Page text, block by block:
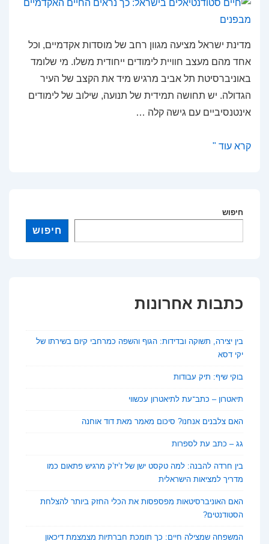
מדינת ישראל מציעה מגוון רחב של מוסדות אקדמיים, וכל
אחד מהם מעצב חוויית לימודים ייחודית משלו. מי שלומד
באוניברסיטת תל אביב מרגיש מיד את הקצב של העיר
הגדולה. יש תחושה תמידית של תנועה, שילוב של לימודים
אינטנסיביים עם גישה קלה …
חיים
נראים
קרא עוד "
חיפוש
חיפוש
כתבות אחרונות
בין יצירה, תשוקה ובדידות: הגוף והשפה כמרחבי קיום בשירתו של
יקי דסא
בוקי שיף: תיק עבודות
תיאטרון – כתב־עת לתיאטרון עכשווי
האם צלבנים אנחנו? סיכום מאמר מאת דוד אוחנה
גג – כתב עת לספרות
בין חרדה להבנה: למה טקסט ישן של ז’יז’ק מרגיש פתאום כמו
מדריך למציאות הישראלית
האם האוניברסיטאות מפספסות את הכלי החזק ביותר להצלחת
הסטודנטים?
המשפחה שמצילה חיים: כך תומכת חברתיות מצמצמת דיכאון